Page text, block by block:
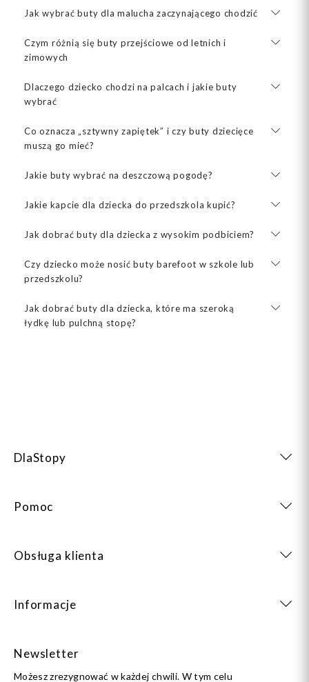
Jak wybrać buty dla malucha zaczynającego chodzić
Czym różnią się buty przejściowe od letnich i
zimowych
Dlaczego dziecko chodzi na palcach i jakie buty
wybrać
Co oznacza „sztywny zapiętek” i czy buty dziecięce
muszą go mieć?
Jakie buty wybrać na deszczową pogodę?
Jakie kapcie dla dziecka do przedszkola kupić?
Jak dobrać buty dla dziecka z wysokim podbiciem?
Czy dziecko może nosić buty barefoot w szkole lub
przedszkolu?
Jak dobrać buty dla dziecka, które ma szeroką
łydkę lub pulchną stopę?
DlaStopy
Pomoc
Obsługa klienta
Informacje
Newsletter
Możesz zrezygnować w każdej chwili. W tym celu